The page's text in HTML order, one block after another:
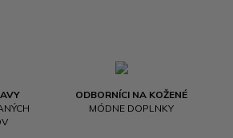
ODBORNÍCI NA KOŽENÉ
MÓDNE DOPLNKY